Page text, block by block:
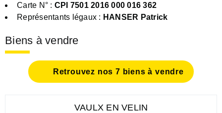
Carte N° : CPI 7501 2016 000 016 362
Représentants légaux : HANSER Patrick
Biens à vendre
Retrouvez nos 7 biens à vendre
VAULX EN VELIN